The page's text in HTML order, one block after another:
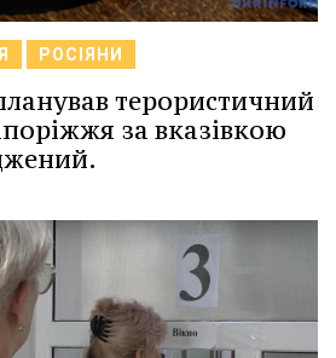
РОСІЯНИ
терористичний
за вказівкою